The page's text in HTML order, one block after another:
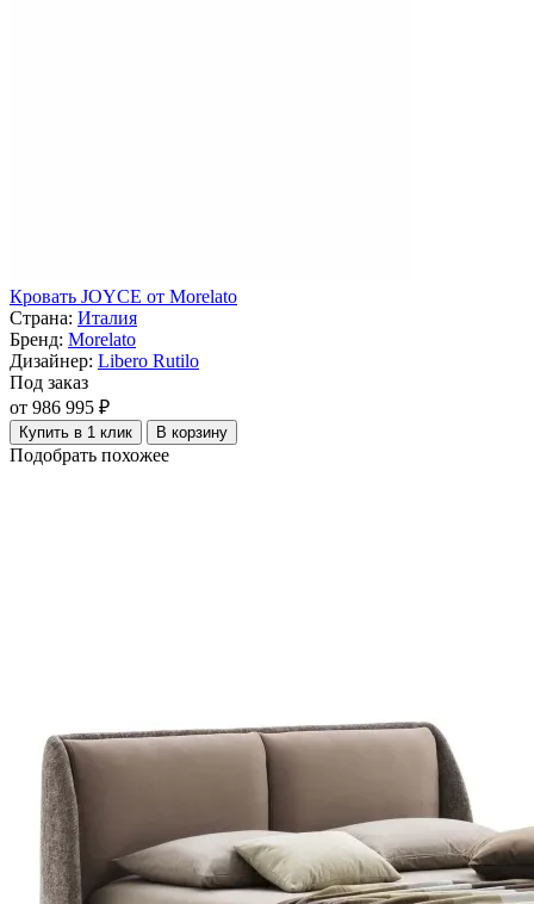
Кровать JOYCE от Morelato
Страна: Италия
Бренд: Morelato
Дизайнер: Libero Rutilo
Под заказ
от 986 995 ₽
Купить в 1 клик В корзину
Подобрать похожее